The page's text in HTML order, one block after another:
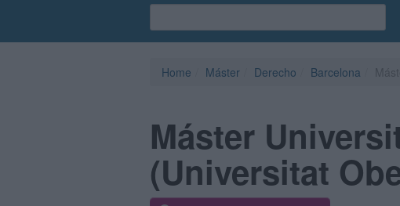
Home Máster Derecho Barcelona
Máster
(Universitat